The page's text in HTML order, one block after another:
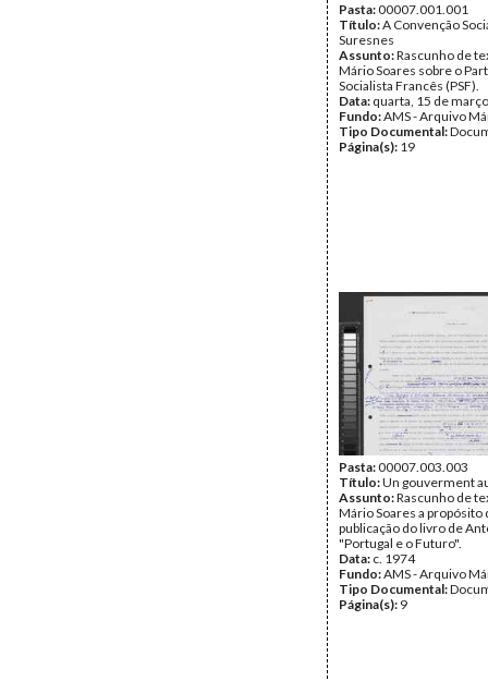
Pasta:00007.001.001
Título:A Convenção
Suresnes
Assunto:Rascunho de
Mário Soares sobre o
Socialista Francês (PSF).
Data: quarta, 15 de
Fundo:AMS - Arquivo
Tipo Documental:
Página(s): 19
Pasta:00007.003.003
Título:Un gouverment
Assunto:Rascunho de
Mário Soares a propósito
publicação do livro de
"Portugal e o Futuro".
Data: c. 1974
Fundo:AMS - Arquivo
Tipo Documental:
Página(s): 9